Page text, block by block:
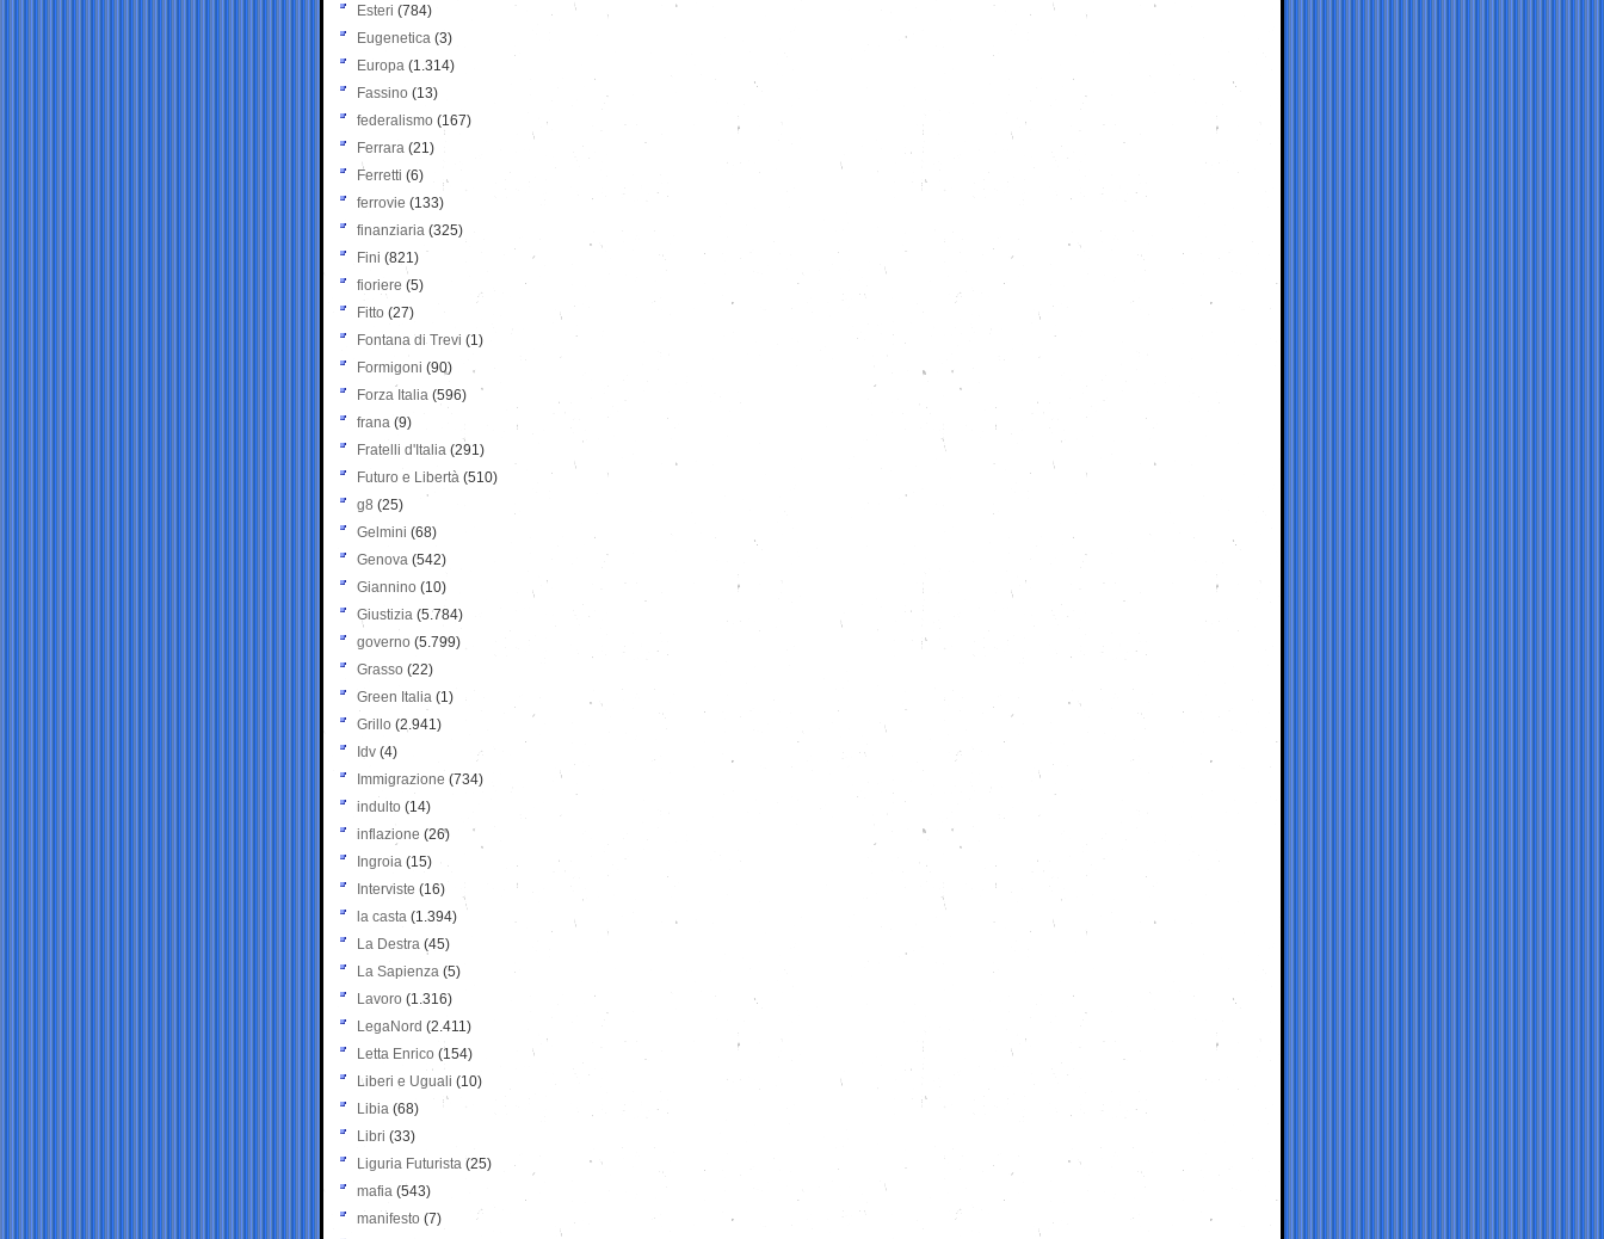
Esteri (784)
Eugenetica (3)
Europa (1.314)
Fassino (13)
federalismo (167)
Ferrara (21)
Ferretti (6)
ferrovie (133)
finanziaria (325)
Fini (821)
fioriere (5)
Fitto (27)
Fontana di Trevi (1)
Formigoni (90)
Forza Italia (596)
frana (9)
Fratelli d'Italia (291)
Futuro e Libertà (510)
g8 (25)
Gelmini (68)
Genova (542)
Giannino (10)
Giustizia (5.784)
governo (5.799)
Grasso (22)
Green Italia (1)
Grillo (2.941)
Idv (4)
Immigrazione (734)
indulto (14)
inflazione (26)
Ingroia (15)
Interviste (16)
la casta (1.394)
La Destra (45)
La Sapienza (5)
Lavoro (1.316)
LegaNord (2.411)
Letta Enrico (154)
Liberi e Uguali (10)
Libia (68)
Libri (33)
Liguria Futurista (25)
mafia (543)
manifesto (7)